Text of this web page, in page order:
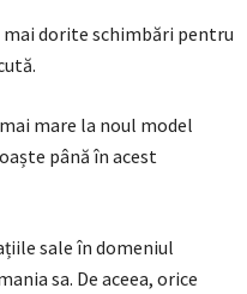
mai dorite schimbări pentru
mare la noul model
până în acest
sale în domeniul
sa. De aceea, orice